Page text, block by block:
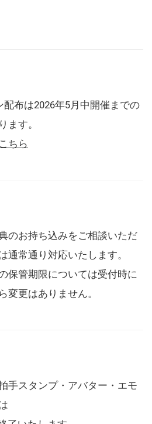
布は2026年5月中開催までの
ます。
こちら
のお持ち込みをご相談いただ
通常通り対応いたします。
保管期限については受付時に
変更はありません。
手スタンプ・アバター・エモ